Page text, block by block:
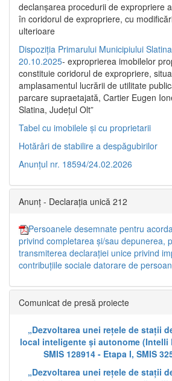
declanşarea procedurii de expropriere
în coridorul de expropriere, cu
ulterioare
Dispoziția Primarului Municipiului
20.10.2025- exproprierea imobilelor
constituie coridorul de expropriere,
amplasamentul lucrării de utilitate
parcare supraetajată, Cartier Eugen
Slatina, Județul Olt”
Tabel cu imobilele și cu proprietarii
Hotărâri de stabilire a despăgubirilor
Anunțul nr. 18594/24.02.2026
Anunț - Declarația unică 212
Persoanele desemnate pentru
privind completarea și/sau depunerea,
transmiterea declarației unice privind
contribuțiile sociale datorare de
Comunicat de presă proiecte
„Dezvoltarea unei rețele de stații
local inteligente și autonome (Intelli
SMIS 128914 - Etapa I, SMIS
„Dezvoltarea unei rețele de stații